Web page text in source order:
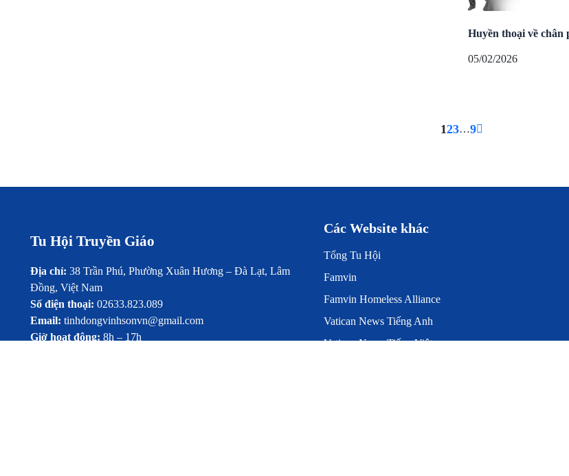
Huyền thoại về chân
05/02/2026
123…9
Tu Hội Truyền Giáo
Địa chỉ: 38 Trần Phú, Phường Xuân Hương – Đà Lạt, Lâm
Đồng, Việt Nam
Số điện thoại: 02633.823.089
Email: tinhdongvinhsonvn@gmail.com
Giờ hoạt động: 8h – 17h
Các Website khác
Tổng Tu Hội
Famvin
Famvin Homeless Alliance
Vatican News Tiếng Anh
Vatican News Tiếng Việt